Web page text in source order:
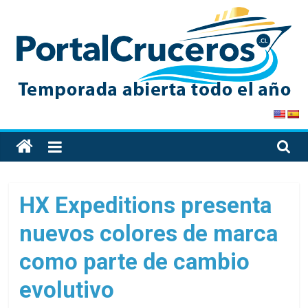
content
PortalCruceros
Toda
la
de
cruceros
en
un
solo
HX Expeditions presenta
nuevos colores de marca
como parte de cambio
evolutivo